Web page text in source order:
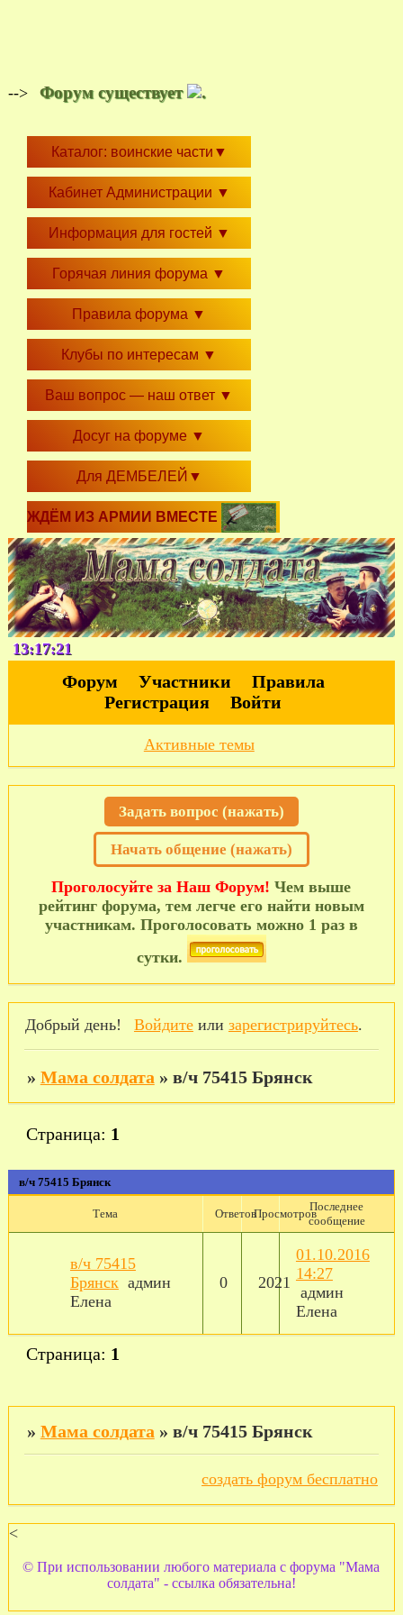
--> Форум существует .
Каталог: воинские части ▼
Кабинет Администрации ▼
Информация для гостей ▼
Горячая линия форума ▼
Правила форума ▼
Клубы по интересам ▼
Ваш вопрос — наш ответ ▼
Досуг на форуме ▼
Для ДЕМБЕЛЕЙ ▼
ЖДЁМ ИЗ АРМИИ ВМЕСТЕ
13:17:21
Форум Участники
Правила
Регистрация
Войти
Активные темы
Задать вопрос (нажать)
Начать общение (нажать)
Проголосуйте за Наш Форум! Чем выше
рейтинг форума, тем легче его найти новым
участникам. Проголосовать можно 1 раз в
сутки.
Добрый день! Войдитеили зарегистрируйтесь.
» Мама солдата » в/ч 75415 Брянск
в/ч 75415 Брянск
Страница: 1
Тема ОтветовПросмотров
Последнее
сообщение
в/ч 75415
Брянск админ
Елена
0 2021
01.10.2016
14:27
админ
Елена
Страница: 1
» Мама солдата » в/ч 75415 Брянск
создать форум бесплатно
<
© При использовании любого материала с форума "Мама
солдата" - ссылка обязательна!